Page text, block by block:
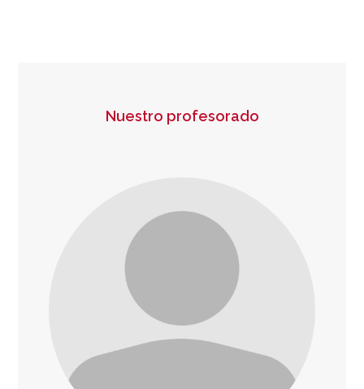
Nuestro profesorado